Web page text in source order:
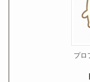
プロ